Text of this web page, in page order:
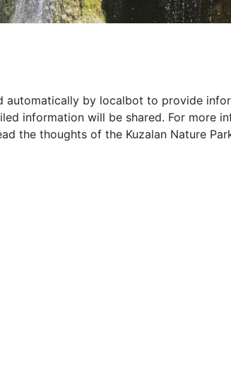
automatically by localbot to provide
information will be shared. For more
the thoughts of the Kuzalan Nature